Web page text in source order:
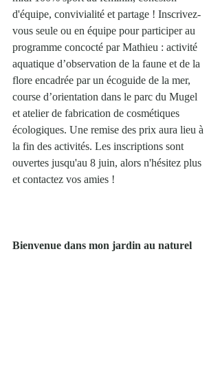
d'équipe, convivialité et partage ! Inscrivez-
vous seule ou en équipe pour participer au
programme concocté par Mathieu : activité
aquatique d’observation de la faune et de la
flore encadrée par un écoguide de la mer,
course d’orientation dans le parc du Mugel
et atelier de fabrication de cosmétiques
écologiques. Une remise des prix aura lieu à
la fin des activités. Les inscriptions sont
ouvertes jusqu'au 8 juin, alors n'hésitez plus
et contactez vos amies !
Bienvenue dans mon jardin au naturel